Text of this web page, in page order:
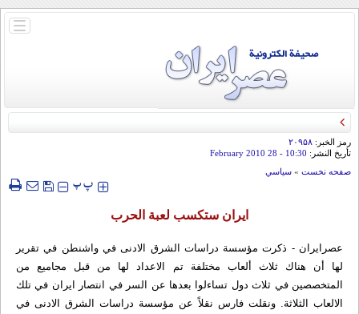
باز
رمز الخبر: ۲۰۹۵۸
تأريخ النشر: 10:30
- 28 February 2010
صفحه نخست » سياسي
‍‍‍ پپ
ايران ستكسب لعبة الحرب
عصرایران - ذكرت مؤسسة دراسات الشرق الادنى في واشنطن في تقرير
لها أن هناك ثلاث ألعاب مختلفة تم الاعداد لها من قبل مجاميع من
المتخصصين في ثلاث دول تساءلوا بعدها عن السر في انتصار ايران في تلك
الالعاب الثلاثة. ونقلت فارس نقلاً عن مؤسسة دراسات الشرق الادنى في